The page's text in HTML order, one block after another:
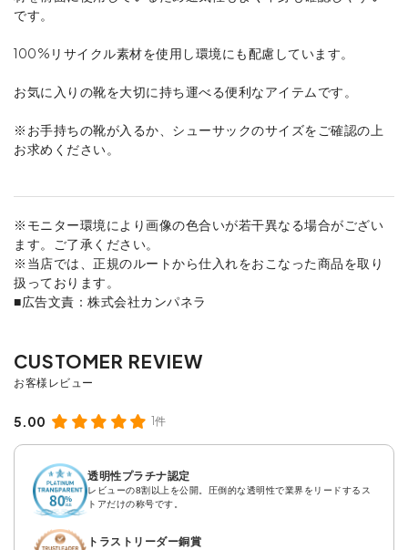
です。
100%リサイクル素材を使用し環境にも配慮しています。
お気に入りの靴を大切に持ち運べる便利なアイテムです。
※お手持ちの靴が入るか、シューサックのサイズをご確認の上
お求めください。
※モニター環境により画像の色合いが若干異なる場合がござい
ます。ご了承ください。
※当店では、正規のルートから仕入れをおこなった商品を取り
扱っております。
■広告文責：株式会社カンパネラ
5.00 1件
透明性プラチナ認定
レビューの8割以上を公開。圧倒的な透明性で業界をリードするス
トアだけの称号です。
トラストリーダー銅賞